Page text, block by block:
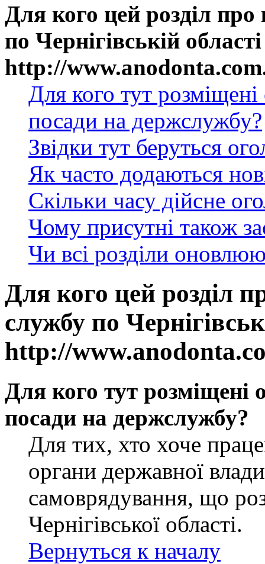
Для кого цей розділ
по Чернігівській
http://
Для кого тут
посади на держслужбу?
Звідки тут беруться
Як часто додаються
Скільки часу дійсне
Чому присутні також
Чи всі розділи
Для кого цей розділ
службу по
http://
Для кого тут розміщені
посади на держслужбу?
Для тих, хто хоче
органи державної
самоврядування, що
Чернігівської області.
Вернуться к началу